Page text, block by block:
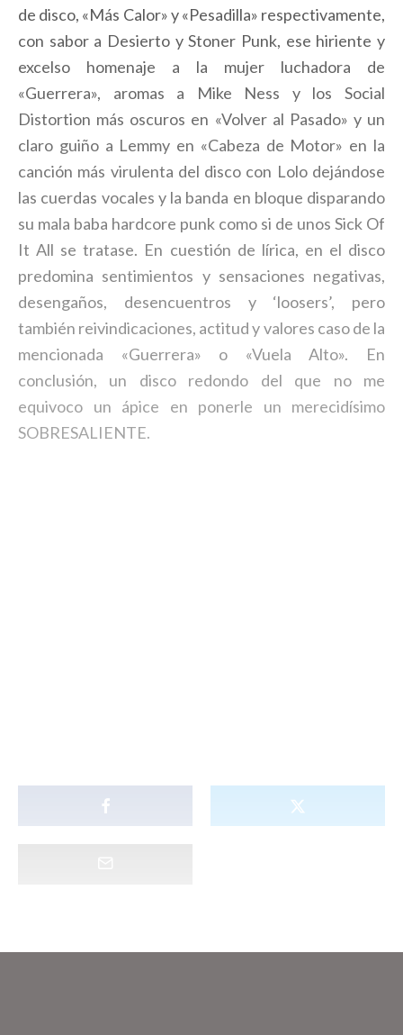
de disco, «Más Calor» y «Pesadilla» respectivamente,
con sabor a Desierto y Stoner Punk, ese hiriente y
excelso homenaje a la mujer luchadora de
«Guerrera», aromas a Mike Ness y los Social
Distortion más oscuros en «Volver al Pasado» y un
claro guiño a Lemmy en «Cabeza de Motor» en la
canción más virulenta del disco con Lolo dejándose
las cuerdas vocales y la banda en bloque disparando
su mala baba hardcore punk como si de unos Sick Of
It All se tratase. En cuestión de lírica, en el disco
predomina sentimientos y sensaciones negativas,
desengaños, desencuentros y ‘loosers’, pero
también reivindicaciones, actitud y valores caso de la
mencionada «Guerrera» o «Vuela Alto». En
conclusión, un disco redondo del que no me
equivoco un ápice en ponerle un merecidísimo
SOBRESALIENTE.